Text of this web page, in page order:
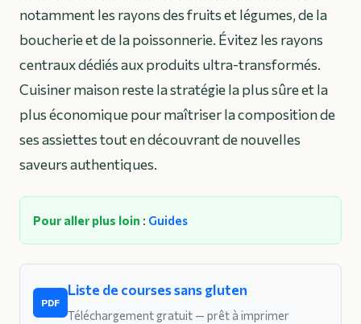
notamment les rayons des fruits et légumes, de la
boucherie et de la poissonnerie. Évitez les rayons
centraux dédiés aux produits ultra-transformés.
Cuisiner maison reste la stratégie la plus sûre et la
plus économique pour maîtriser la composition de
ses assiettes tout en découvrant de nouvelles
saveurs authentiques.
Pour aller plus loin : Guides
PDF
Liste de courses sans gluten
Téléchargement gratuit — prêt à imprimer